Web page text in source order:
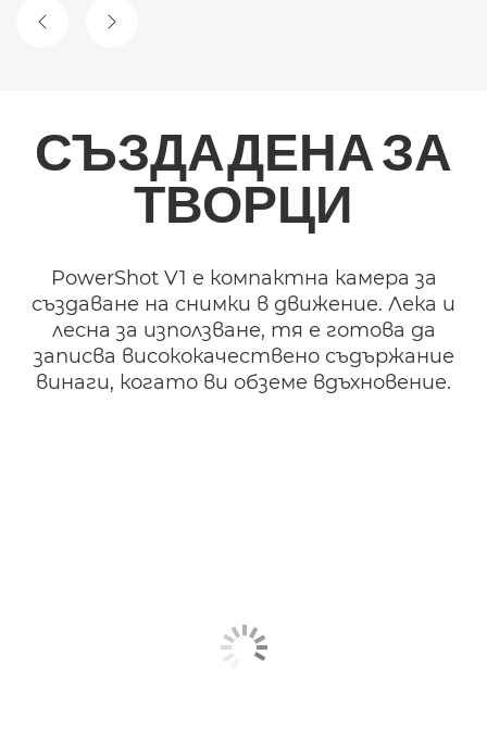
ПРЕДИШЕН СЛАЙД
СЛЕДВАЩ СЛАЙД
СЪЗДАДЕНА ЗА
ТВОРЦИ
PowerShot V1 е компактна камера за
създаване на снимки в движение. Лека и
лесна за използване, тя е готова да
записва висококачествено съдържание
винаги, когато ви обземе вдъхновение.